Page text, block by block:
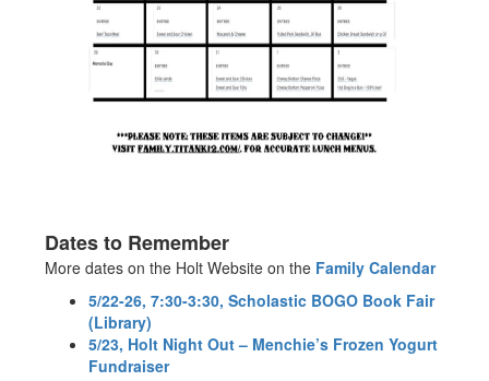
Dates to Remember
More dates on the Holt Website on the Family Calendar
5/22-26, 7:30-3:30, Scholastic BOGO Book Fair
(Library)
5/23, Holt Night Out – Menchie’s Frozen Yogurt
Fundraiser